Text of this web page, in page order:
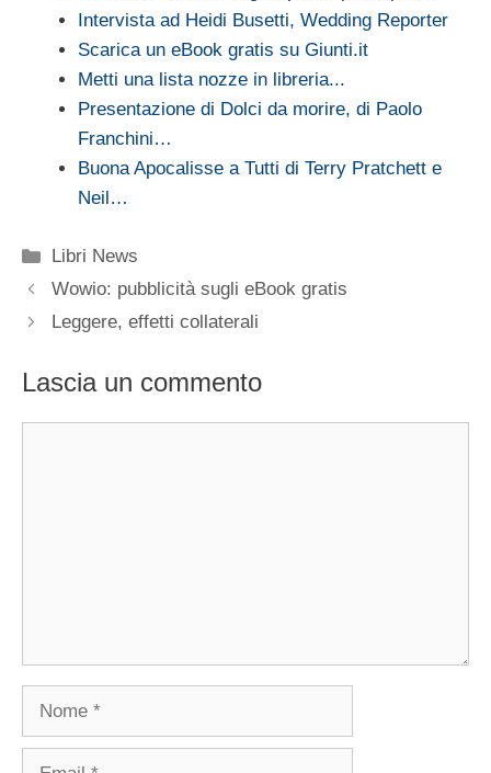
Intervista ad Heidi Busetti, Wedding Reporter
Scarica un eBook gratis su Giunti.it
Metti una lista nozze in libreria...
Presentazione di Dolci da morire, di Paolo
Franchini…
Buona Apocalisse a Tutti di Terry Pratchett e
Neil…
Categorie
Libri News
Wowio: pubblicità sugli eBook gratis
Leggere, effetti collaterali
Lascia un commento
Nome
Email